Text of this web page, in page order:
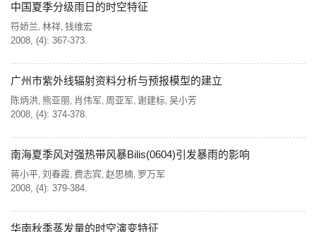
中国夏季分级雨日的时空特征
符娇兰, 林祥, 钱维宏
2008, (4): 367-373.
广州市紫外线辐射资料分析与预报模型的建立
陈炳洪, 熊亚丽, 肖伟军, 周亚军, 谢建标, 吴小芳
2008, (4): 374-378.
南海夏季风对强热带风暴Bilis(0604)引发暴雨的影响
蒋小平, 刘春霞, 费志宾, 赵思楠, 罗万军
2008, (4): 379-384.
华南秋季蒸发量的时空演变特征